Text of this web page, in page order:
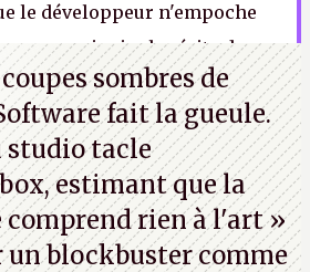
le développeur n'empoche
a pour principal mérite de
à leur futur d'esclave des
LFS
sombres de
fait la gueule.
studiotacle
, estimant que la
comprend rien à l'art »
un blockbuster comme